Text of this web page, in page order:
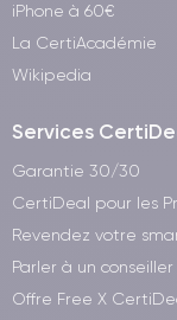
explorez
reconditionnés.
iPhone à 60€
La CertiAcadémie
Wikipedia
Services
Garantie 30/30
CertiDeal pour les
Revendez votre
Parler à un conseiller
Offre Free X